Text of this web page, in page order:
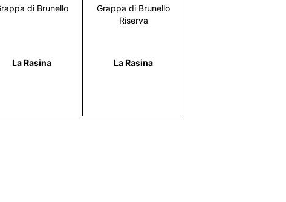
di Brunello
La Rasina
Grappa di Brunello
Riserva
La Rasina